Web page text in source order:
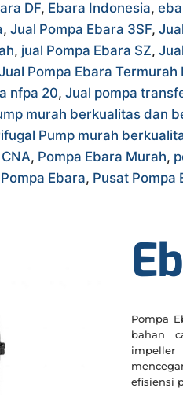
DF, Ebara Indonesia,
, Jual Pompa Ebara 3SF,
, jual Pompa Ebara SZ,
Pompa Ebara Termurah
nfpa 20, Jual pompa
murah berkualitas dan
Pump murah
, Pompa Ebara Murah,
Ebara, Pusat Pompa
Pompa
bahan
efisiensi